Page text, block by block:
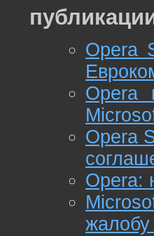
Opera
Opera
Opera
Opera: